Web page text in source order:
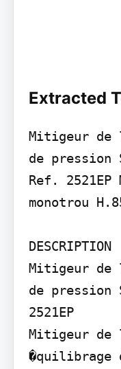
Extracted
Mitigeur de
de pression
Ref. 2521EP
monotrou
DESCRIPTION
Mitigeur de
de pression
2521EP
Mitigeur de
�quilibrage